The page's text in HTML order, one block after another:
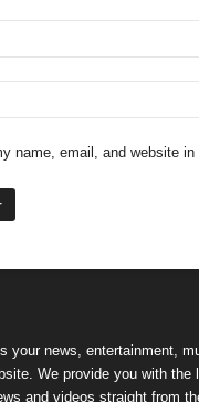
name, email, and website
your news, entertainment,
We provide you with the
and videos straight from